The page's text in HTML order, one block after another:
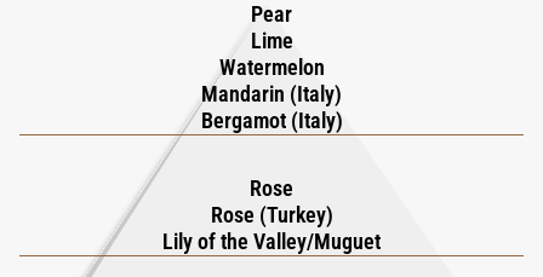
certyfikowanych hodowców For Life, dodając warstwę
wyrafinowanej elegancji i natychmiastowego uroku. W miarę jak
zapach się rozwija, wyłania się urzekająca szyprowa baza z
drzewa cedrowego, mchu i paczuli, tworząc wyrafinowany szlak,
który odzwierciedla ponadczasowy urok paryskiego stylu,
przypominający samą Félicie. Muguet du Bonheur to coś więcej
niż zapach — to oda do rozkoszy wiosny, butelkowana obietnica
radości, która oczarowuje i zadowala przy każdym spritzu.
Pear
Lime
Watermelon
Mandarin (Italy)
Bergamot (Italy)
Rose
Rose (Turkey)
Lily of the Valley/Muguet